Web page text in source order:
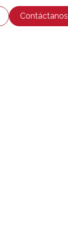
Contáctanos